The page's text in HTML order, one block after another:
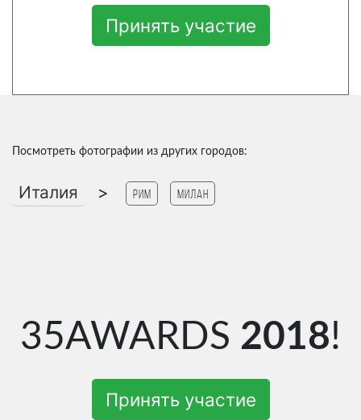
Принять участие
Посмотреть фотографии из других городов:
Италия > Рим Милан
35AWARDS 2018!
Принять участие